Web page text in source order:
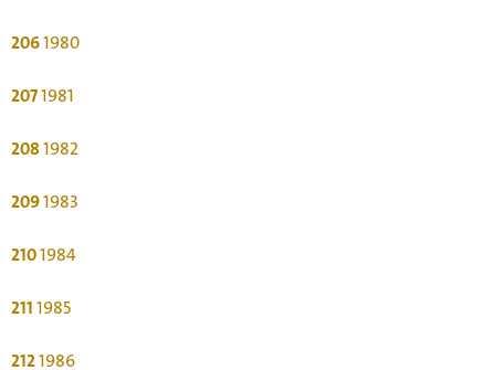
2061980
2071981
2081982
2091983
2101984
2111985
2121986